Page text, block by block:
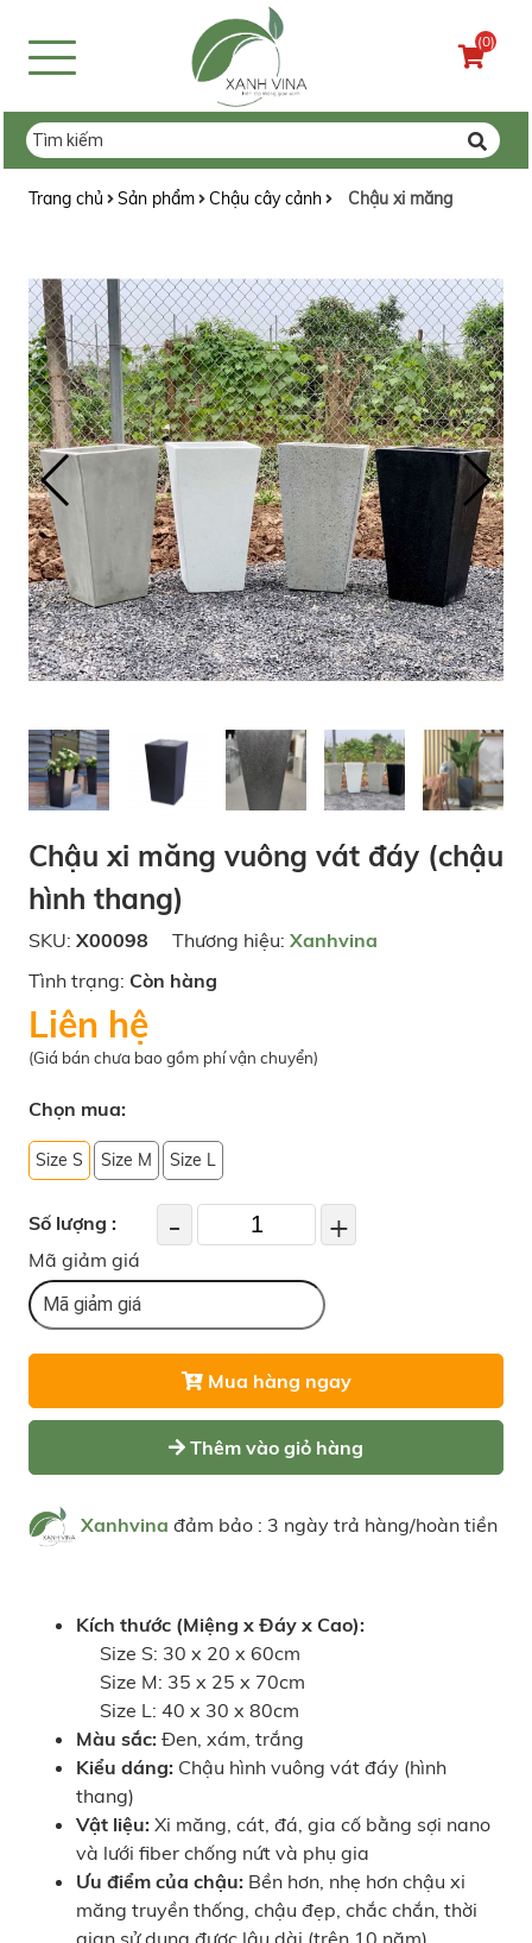
(0)
Trang chủ Sản phẩm Chậu cây cảnh Chậu xi măng
Chậu xi măng vuông vát đáy (chậu
hình thang)
SKU: X00098 Thương hiệu: Xanhvina
Tình trạng: Còn hàng
Liên hệ
(Giá bán chưa bao gồm phí vận chuyển)
Chọn mua:
Size S Size M Size L
Số lượng : - +
Mã giảm giá
Mua hàng ngay
Thêm vào giỏ hàng
Xanhvina đảm bảo : 3 ngày trả hàng/hoàn tiền
Kích thước (Miệng x Đáy x Cao):
Size S: 30 x 20 x 60cm
Size M: 35 x 25 x 70cm
Size L: 40 x 30 x 80cm
Màu sắc: Đen, xám, trắng
Kiểu dáng: Chậu hình vuông vát đáy (hình
thang)
Vật liệu: Xi măng, cát, đá, gia cố bằng sợi nano
và lưới fiber chống nứt và phụ gia
Ưu điểm của chậu: Bền hơn, nhẹ hơn chậu xi
măng truyền thống, chậu đẹp, chắc chắn, thời